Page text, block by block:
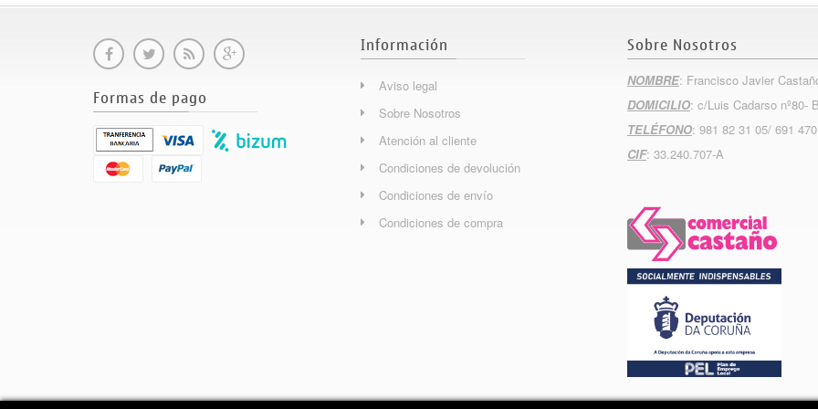
Formas de pago
Información
Aviso legal
Sobre Nosotros
Atención al cliente
Condiciones de devolución
Condiciones de envío
Condiciones de compra
Sobre Nosotros
NOMBRE: Francisco Javier
DOMICILIO: c/Luis Cadarso nº80-
TELÉFONO: 981 82 31 05/ 691
CIF: 33.240.707-A